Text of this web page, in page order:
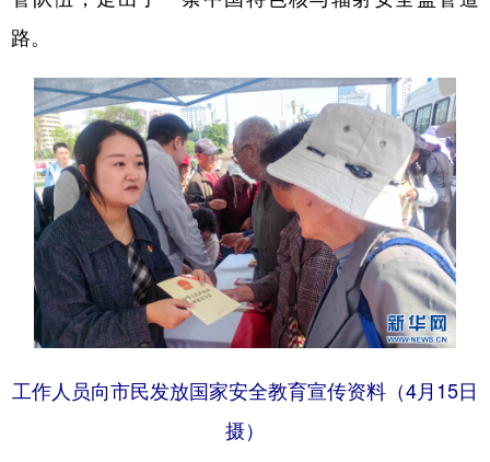
路。
工作人员向市民发放国家安全教育宣传资料（4月15日
摄）